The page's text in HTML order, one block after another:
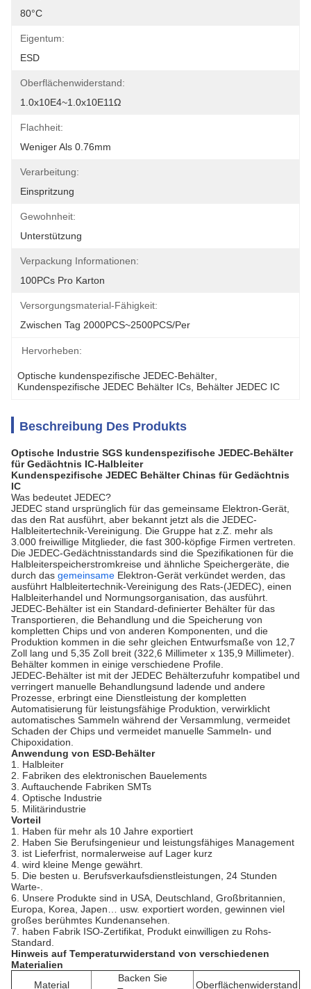
80°C
Eigentum:
ESD
Oberflächenwiderstand:
1.0x10E4~1.0x10E11Ω
Flachheit:
Weniger Als 0.76mm
Verarbeitung:
Einspritzung
Gewohnheit:
Unterstützung
Verpackung Informationen:
100PCs Pro Karton
Versorgungsmaterial-Fähigkeit:
Zwischen Tag 2000PCS~2500PCS/per
Hervorheben:
Optische kundenspezifische JEDEC-Behälter
Kundenspezifische JEDEC Behälter ICs Behälter JEDEC IC
Beschreibung Des Produkts
Optische Industrie SGS kundenspezifische JEDEC-Behälter
für Gedächtnis IC-Halbleiter
Kundenspezifische JEDEC Behälter Chinas für Gedächtnis
IC
Was bedeutet JEDEC?
JEDEC stand ursprünglich für das gemeinsame Elektron-Gerät,
das den Rat ausführt, aber bekannt jetzt als die JEDEC-
Halbleitertechnik-Vereinigung. Die Gruppe hat z.Z. mehr als
3.000 freiwillige Mitglieder, die fast 300-köpfige Firmen vertreten.
Die JEDEC-Gedächtnisstandards sind die Spezifikationen für die
Halbleiterspeicherstromkreise und ähnliche Speichergeräte, die
durch das gemeinsame Elektron-Gerät verkündet werden, das
ausführt Halbleitertechnik-Vereinigung des Rats-(JEDEC), einen
Halbleiterhandel und Normungsorganisation, das ausführt.
JEDEC-Behälter ist ein Standard-definierter Behälter für das
Transportieren, die Behandlung und die Speicherung von
kompletten Chips und von anderen Komponenten, und die
Produktion kommen in die sehr gleichen Entwurfsmaße von 12,7
Zoll lang und 5,35 Zoll breit (322,6 Millimeter x 135,9 Millimeter).
Behälter kommen in einige verschiedene Profile.
JEDEC-Behälter ist mit der JEDEC Behälterzufuhr kompatibel und
verringert manuelle Behandlungsund ladende und andere
Prozesse, erbringt eine Dienstleistung der kompletten
Automatisierung für leistungsfähige Produktion, verwirklicht
automatisches Sammeln während der Versammlung, vermeidet
Schaden der Chips und vermeidet manuelle Sammeln- und
Chipoxidation.
Anwendung von ESD-Behälter
1. Halbleiter
2. Fabriken des elektronischen Bauelements
3. Auftauchende Fabriken SMTs
4. Optische Industrie
5. Militärindustrie
Vorteil
1. Haben für mehr als 10 Jahre exportiert
2. Haben Sie Berufsingenieur und leistungsfähiges Management
3. ist Lieferfrist, normalerweise auf Lager kurz
4. wird kleine Menge gewährt.
5. Die besten u. Berufsverkaufsdienstleistungen, 24 Stunden
Warte-.
6. Unsere Produkte sind in USA, Deutschland, Großbritannien,
Europa, Korea, Japen… usw. exportiert worden, gewinnen viel
großes berühmtes Kundenansehen.
7. haben Fabrik ISO-Zertifikat, Produkt einwilligen zu Rohs-
Standard.
Hinweis auf Temperaturwiderstand von verschiedenen
Materialien
Material
Backen Sie
Oberflächenwiderstand